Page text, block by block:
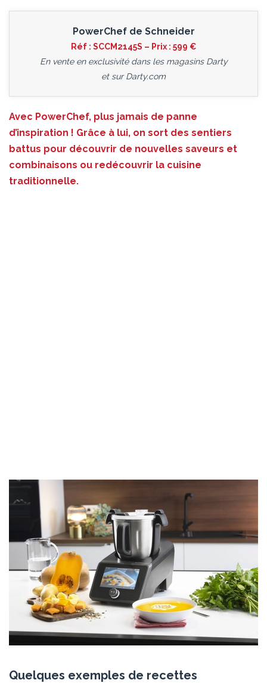
PowerChef de Schneider
Réf : SCCM2145S – Prix : 599 €
En vente en exclusivité dans les magasins Darty
et surDarty.com
Avec PowerChef, plus jamais de panne
d’inspiration ! Grâce à lui, on sort des sentiers
battus pour découvrir de nouvelles saveurs et
combinaisons ou redécouvrir la cuisine
traditionnelle.
Quelques exemples de recettes